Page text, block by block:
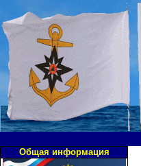
Общая информация